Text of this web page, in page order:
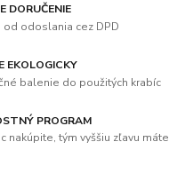
DORUČENIE
od odoslania cez DPD
EKOLOGICKY
balenie do použitých krabíc
PROGRAM
nakúpite, tým vyššiu zľavu máte